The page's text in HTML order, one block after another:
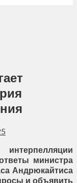
министра
Андрюкайтиса
и объявить